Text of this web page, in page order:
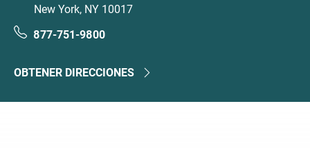
New York, NY 10017
877-751-9800
OBTENER DIRECCIONES